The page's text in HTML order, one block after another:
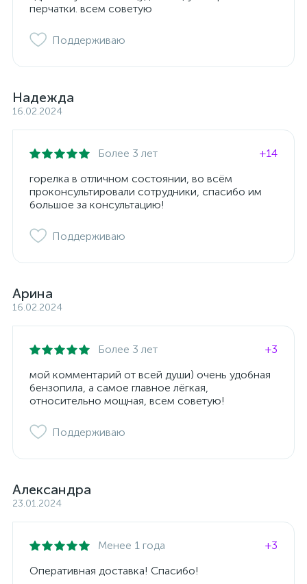
перчатки. всем советую
Поддерживаю
Надежда
16.02.2024
Более 3 лет
+14
горелка в отличном состоянии, во всём
проконсультировали сотрудники, спасибо им
большое за консультацию!
Поддерживаю
Арина
16.02.2024
Более 3 лет
+3
мой комментарий от всей души) очень удобная
бензопила, а самое главное лёгкая,
относительно мощная, всем советую!
Поддерживаю
Александра
23.01.2024
Менее 1 года
+3
Оперативная доставка! Спасибо!